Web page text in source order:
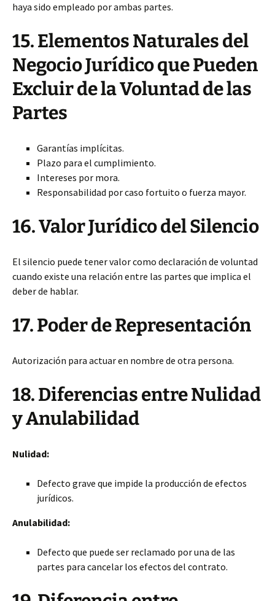
haya sido empleado por ambas partes.
15. Elementos Naturales del
Negocio Jurídico que Pueden
Excluir de la Voluntad de las
Partes
Garantías implícitas.
Plazo para el cumplimiento.
Intereses por mora.
Responsabilidad por caso fortuito o fuerza mayor.
16. Valor Jurídico del Silencio
El silencio puede tener valor como declaración de voluntad
cuando existe una relación entre las partes que implica el
deber de hablar.
17. Poder de Representación
Autorización para actuar en nombre de otra persona.
18. Diferencias entre Nulidad
y Anulabilidad
Nulidad:
Defecto grave que impide la producción de efectos
jurídicos.
Anulabilidad:
Defecto que puede ser reclamado por una de las
partes para cancelar los efectos del contrato.